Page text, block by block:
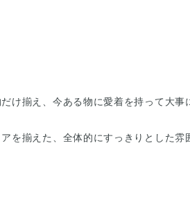
け揃え、今ある物に愛着を持って大
を揃えた、全体的にすっきりとした雰